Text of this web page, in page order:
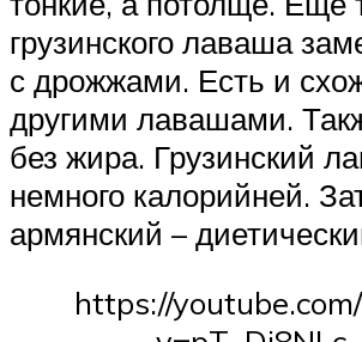
грузинского лаваша
с дрожжами. Есть и
другими лавашами.
без жира. Грузинский
немного калорийней.
армянский –
https://